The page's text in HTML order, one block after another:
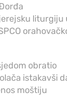
liturgiju
obratio
istakavši
moštiju